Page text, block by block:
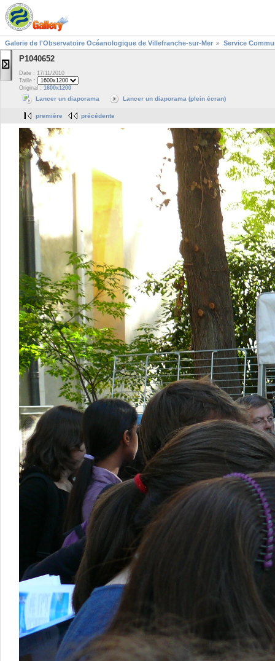
Galerie de l'Observatoire Océanologique de Villefranche-sur-Mer Service
P1040652
Date : 17/11/2010
Taille :
Original : 1600x1200
Lancer un diaporama Lancer un diaporama (plein écran)
première précédente